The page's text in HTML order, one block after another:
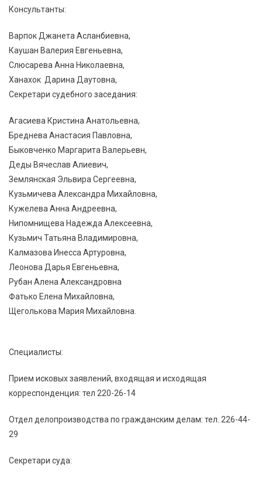
Консультанты:
Варпок Джанета Асланбиевна,
Каушан Валерия Евгеньевна,
Слюсарева Анна Николаевна,
Ханахок Дарина Даутовна,
Секретари судебного заседания:
Агасиева Кристина Анатольевна,
Бреднева Анастасия Павловна,
Быковченко Маргарита Валерьевн,
Деды Вячеслав Алиевич,
Землянская Эльвира Сергеевна,
Кузьмичева Александра Михайловна,
Кужелева Анна Андреевна,
Нипомнищева Надежда Алексеевна,
Кузьмич Татьяна Владимировна,
Калмазова Инесса Артуровна,
Леонова Дарья Евгеньевна,
Рубан Алена Александровна
Фатько Елена Михайловна,
Щеголькова Мария Михайловна.
Специалисты:
Прием исковых заявлений, входящая и исходящая
корреспонденция: тел 220-26-14
Отдел делопроизводства по гражданским делам: тел. 226-44-
29
Секретари суда: